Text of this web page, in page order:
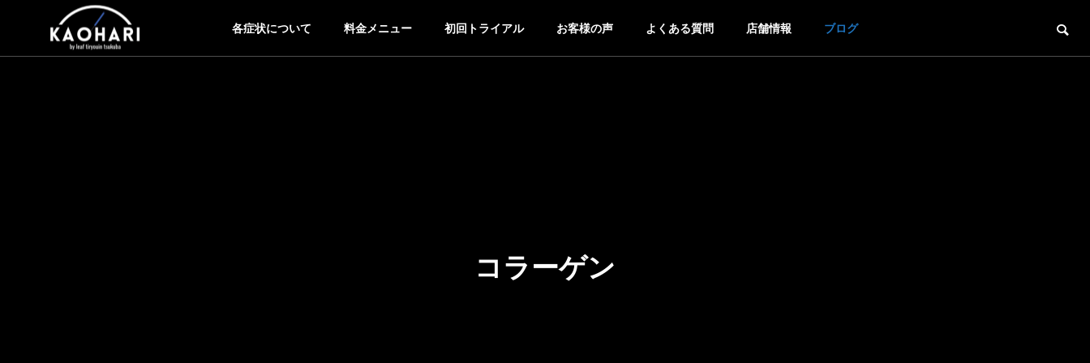
各症状について 料金メニュー 初回トライアル お客様の声 よくある質問 店舗情報 ブログ
コラーゲン